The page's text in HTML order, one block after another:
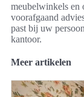
meubelwinkels en
voorafgaand
past bij uw
kantoor.
Meer artikelen